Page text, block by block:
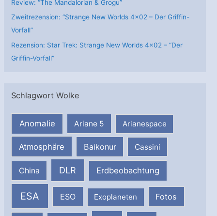
Review: “The Mandalorian & Grogu”
Zweitrezension: “Strange New Worlds 4×02 – Der Griffin-
Vorfall”
Rezension: Star Trek: Strange New Worlds 4×02 – “Der
Griffin-Vorfall”
Schlagwort Wolke
Anomalie Ariane 5 Arianespace
Atmosphäre Baikonur Cassini
China DLR Erdbeobachtung
ESA ESO Exoplaneten Fotos